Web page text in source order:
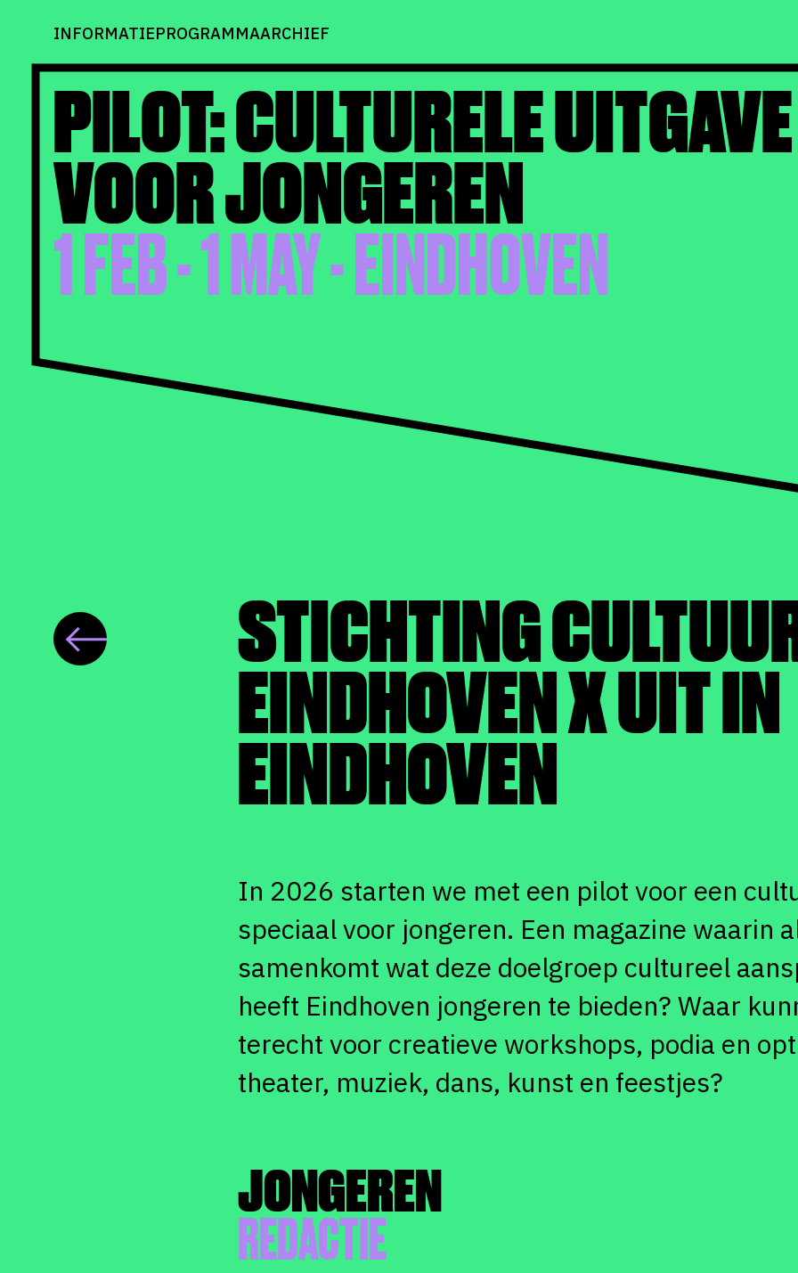
INFORMATIEPROGRAMMAARCHIEF
PILOT: CULTURELE UITGAVE
VOOR JONGEREN
1 FEB - 1 MAY - EINDHOVEN
STICHTING
EINDHOVEN X UIT IN
EINDHOVEN
In 2026 starten we met een pilot voor een
speciaal voor jongeren. Een magazine waarin
samenkomt wat deze doelgroep cultureel
heeft Eindhoven jongeren te bieden? Waar
terecht voor creatieve workshops, podia en
theater, muziek, dans, kunst en feestjes?
JONGEREN
REDACTIE